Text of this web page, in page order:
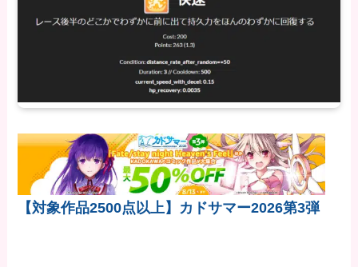
【対象作品2500点以上】カドサマー2026第3弾